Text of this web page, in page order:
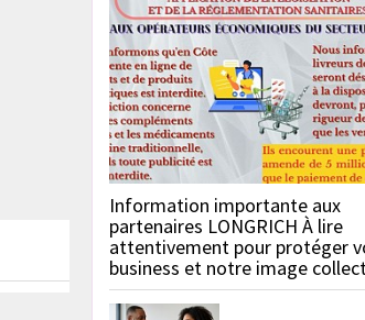
Information importante aux
partenaires LONGRICH À lire
attentivement pour protéger
business et notre image